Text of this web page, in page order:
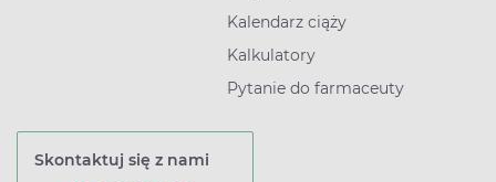
Kalendarz ciąży
Kalkulatory
Pytanie do farmaceuty
Skontaktuj się z nami